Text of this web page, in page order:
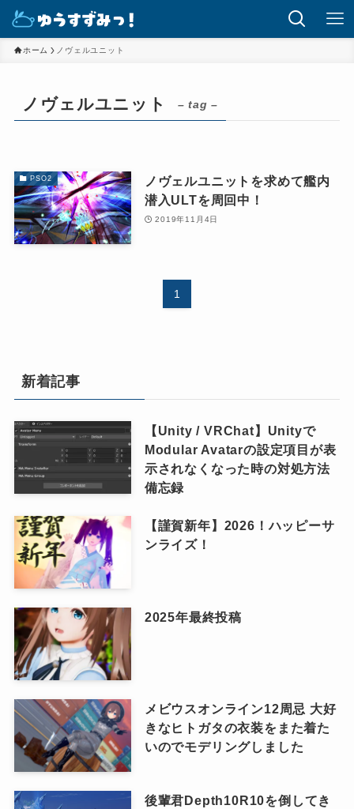
ホーム ノヴェルユニット
ノヴェルユニット – tag –
PSO2
ノヴェルユニットを求めて艦内
潜入ULTを周回中！
2019年11月4日
1
新着記事
【Unity / VRChat】Unityで
Modular Avatarの設定項目が表
示されなくなった時の対処方法
備忘録
【謹賀新年】2026！ハッピーサ
ンライズ！
2025年最終投稿
メビウスオンライン12周忌 大好
きなヒトガタの衣装をまた着た
いのでモデリングしました
後輩君Depth10R10を倒してき